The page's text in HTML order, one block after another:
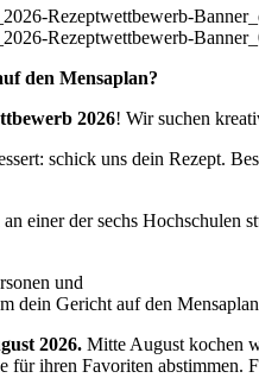
Rezeptwettbewerb-
Rezeptwettbewerb-
den Mensaplan?
2026! Wir suchen
schick uns dein Rezept.
einer der sechs
und
dein Gericht auf den
2026. Mitte August kochen
für ihren Favoriten abstimmen.